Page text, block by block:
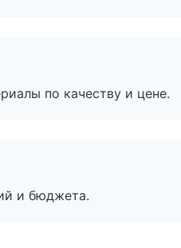
по качеству и цене.
и бюджета.